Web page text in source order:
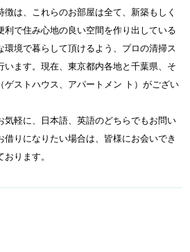
は、これらのお部屋は全て、新築もしく
利で住み心地の良い空間を作り出している
境で暮らして頂けるよう、プロの清掃ス
います。現在、東京都内各地と千葉県、そ
ゲストハウス、アパートメン ト）がござい
気軽に、日本語、英語のどちらでもお問い
りになりたい場合は、皆様にお会いでき
ります。